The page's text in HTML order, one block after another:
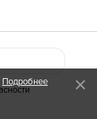
Подробнее